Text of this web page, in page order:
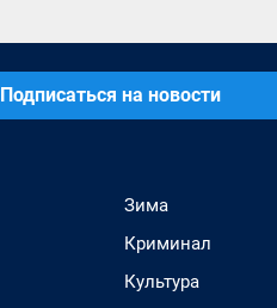
Подписаться на новости
Зима
Криминал
Культура